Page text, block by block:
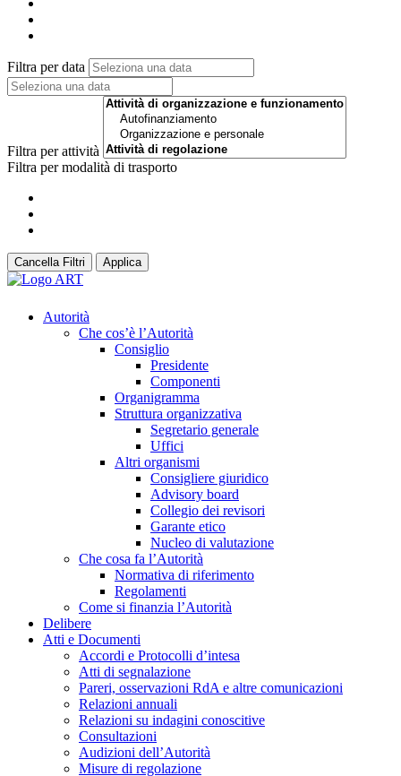
Filtra per data
Filtra per attività
Filtra per modalità di trasporto
Cancella Filtri Applica
Autorità
Che cos’è l’Autorità
Consiglio
Presidente
Componenti
Organigramma
Struttura organizzativa
Segretario generale
Uffici
Altri organismi
Consigliere giuridico
Advisory board
Collegio dei revisori
Garante etico
Nucleo di valutazione
Che cosa fa l’Autorità
Normativa di riferimento
Regolamenti
Come si finanzia l’Autorità
Delibere
Atti e Documenti
Accordi e Protocolli d’intesa
Atti di segnalazione
Pareri, osservazioni RdA e altre comunicazioni
Relazioni annuali
Relazioni su indagini conoscitive
Consultazioni
Audizioni dell’Autorità
Misure di regolazione